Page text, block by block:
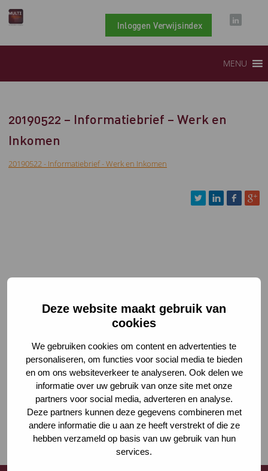
Deze website maakt gebruik van
cookies
We gebruiken cookies om content en advertenties te
personaliseren, om functies voor social media te bieden
en om ons websiteverkeer te analyseren. Ook delen we
informatie over uw gebruik van onze site met onze
partners voor social media, adverteren en analyse.
Deze partners kunnen deze gegevens combineren met
andere informatie die u aan ze heeft verstrekt of die ze
hebben verzameld op basis van uw gebruik van hun
services.
Inloggen Verwijsindex
MENU
20190522 – Informatiebrief – Werk en
Inkomen
20190522 - Informatiebrief - Werk en Inkomen